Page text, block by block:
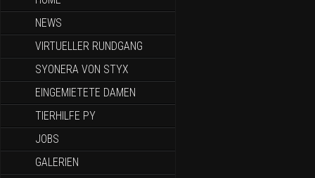
NEWS
VIRTUELLER RUNDGANG
SYONERA VON STYX
EINGEMIETETE DAMEN
TIERHILFE PY
JOBS
GALERIEN